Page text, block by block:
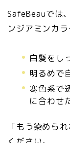
SafeBeauでは
ンジアミンカラ
白髪をし
明るめで
寒色系で
に合わせ
「もう染めら